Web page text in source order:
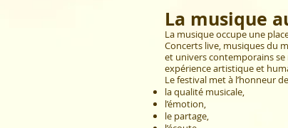
La musique
La musique occupe une
Concerts live, musiques du
et univers contemporains
expérience artistique et
Le festival met à l’honneur
la qualité musicale,
l’émotion,
le partage,